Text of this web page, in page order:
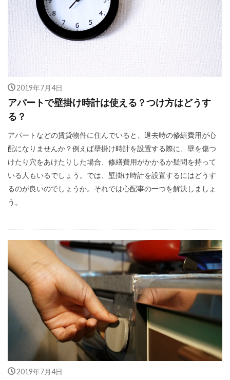
2019年7月4日
アパートで壁掛け時計は使える？つけ方はどうす
る？
アパートなどの賃貸物件に住んでいると、退去時の修繕費用が心
配になりませんか？例えば壁掛け時計を設置する際に、壁を傷つ
けたり穴をあけたりした場合、修繕費用がかかるか疑問を持って
いる人もいるでしょう。では、壁掛け時計を設置するにはどうす
るのが良いのでしょうか。それでは心配事の一つを解決しましょ
う。
2019年7月4日